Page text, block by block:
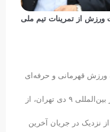
ورزش از تمرینات تیم ملی
قهرمانی و حرفه‌ای
وزارت ورزش و جوانان، با حضور در استخر بین‌المللی ۹ دی تهران، از
نزدیک در جریان آخرین